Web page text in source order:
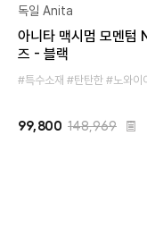
독일 Anita
아니타 맥시멈 모멘텀
즈 - 블랙
#특수소재 #탄탄한 #노와이
99,800 148,969